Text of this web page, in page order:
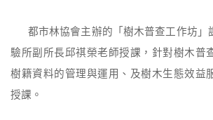
都市林協會主辦的「樹木普查工作坊」
驗所副所長邱祺榮老師授課，針對樹木普
樹籍資料的管理與運用、及樹木生態效益
授課。